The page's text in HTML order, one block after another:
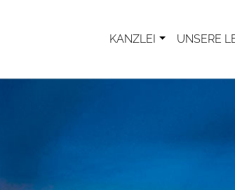
KANZLEI UNSERE